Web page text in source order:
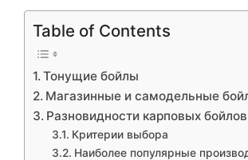
Table of Contents
Тонущие бойлы
Магазинные и самодельные
Разновидности карповых бойлов
Критерии выбора
Наиболее популярные